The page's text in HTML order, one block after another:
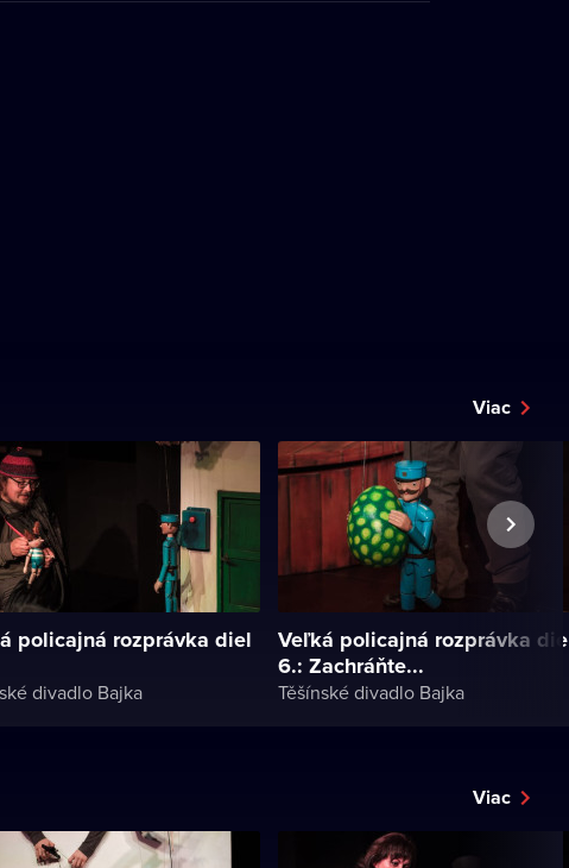
Viac
policajná rozprávka diel
divadlo Bajka
Veľká policajná rozprávka
6.: Zachráňte...
Těšínské divadlo Bajka
Viac